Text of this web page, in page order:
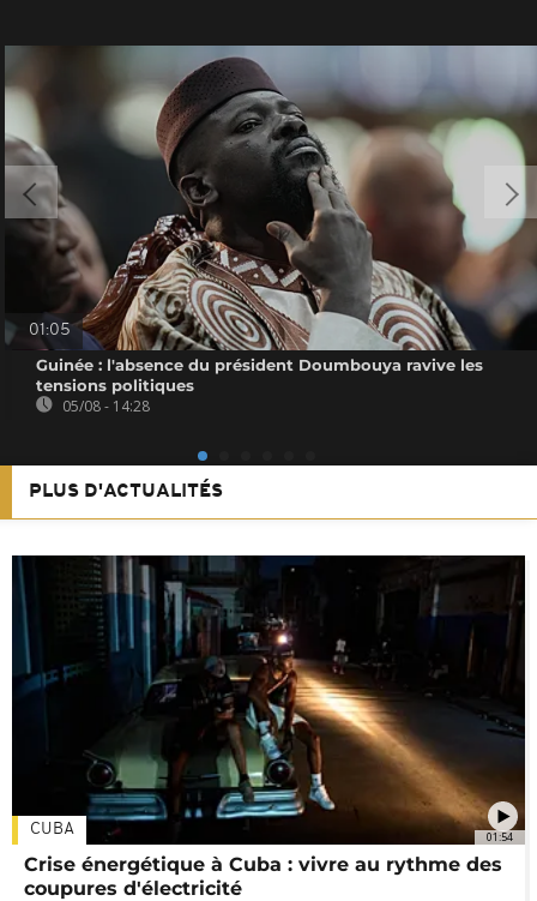
01:05
Guinée : l'absence du président Doumbouya ravive les
tensions politiques
05/08 - 14:28
PLUS D'ACTUALITÉS
01:54
CUBA
Crise énergétique à Cuba : vivre au rythme des
coupures d'électricité